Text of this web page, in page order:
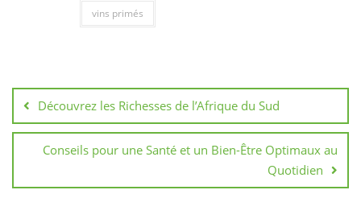
vins primés
de
l’article
Découvrez les Richesses de l’Afrique du Sud
Conseils pour une Santé et un Bien-Être Optimaux au
Quotidien